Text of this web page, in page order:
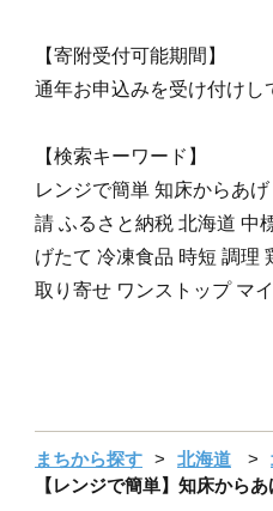
【寄附受付可能期間】
通年お申込みを受け付けし
【検索キーワード】
レンジで簡単 知床からあ
請 ふるさと納税 北海道 中
げたて 冷凍食品 時短 調理
取り寄せ ワンストップ マ
まちから探す 北海道
【レンジで簡単】知床から